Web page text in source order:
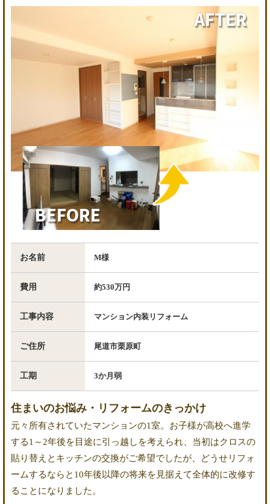
AFTER
BEFORE
お名前 M様
費用 約530万円
工事内容 マンション内装リフォーム
ご住所 尾道市栗原町
工期 3か月弱
住まいのお悩み・リフォームのきっかけ
元々所有されていたマンションの1室。お子様が高校へ進学
する1～2年後を目途に引っ越しを考えられ、当初はクロスの
貼り替えとキッチンの交換がご希望でしたが、どうせリフォ
ームするならと10年後以降の将来を見据えて全体的に改修す
ることになりました。